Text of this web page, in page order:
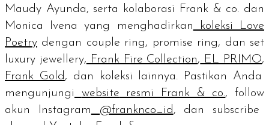
Maudy Ayunda, serta kolaborasi Frank & co. dan
Monica Ivena yang menghadirkan koleksi Love
Poetry dengan couple ring, promise ring, dan set
luxury jewellery, Frank Fire Collection, EL PRIMO,
Frank Gold , dan koleksi lainnya. Pastikan Anda
mengunjungi
website resmi Frank & co.,follow
akun Instagram @franknco_id , dan subscribe